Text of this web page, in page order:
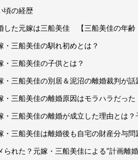
頃の経歴
した元嫁は三船美佳 【三船美佳の年
・三船美佳の馴れ初めとは？
・三船美佳の子供とは？
・三船美佳の別居＆泥沼の離婚裁判が話
・三船美佳の離婚原因はモラハラだった
・三船美佳の離婚が成立した理由とは？
・三船美佳は離婚後も自宅の財産分与
られた？元嫁・三船美佳による“計画離